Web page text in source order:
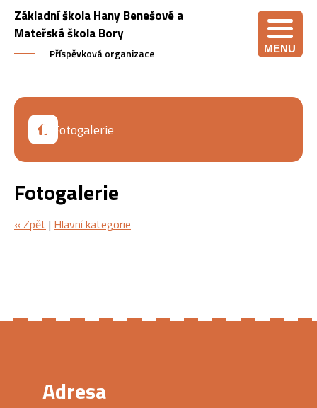
Základní škola Hany Benešové a
Mateřská škola Bory
Příspěvková organizace MENU
Fotogalerie
Fotogalerie
« Zpět | Hlavní kategorie
Adresa